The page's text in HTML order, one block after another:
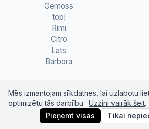
Gemoss
top!
Rimi
Citro
Lats
Barbora
© 2026 letapartika.lv - Pārtikas
Mēs izmantojam sīkdatnes, lai uzlabotu
optimizētu tās darbību. Uzzini vairāk šeit.
Pieņemt visas
Tikai